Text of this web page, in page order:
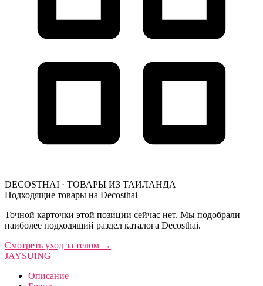
DECOSTHAI · ТОВАРЫ ИЗ ТАИЛАНДА
Подходящие товары на Decosthai
Точной карточки этой позиции сейчас нет. Мы подобрали
наиболее подходящий раздел каталога Decosthai.
Смотреть уход за телом →
JAYSUING
Описание